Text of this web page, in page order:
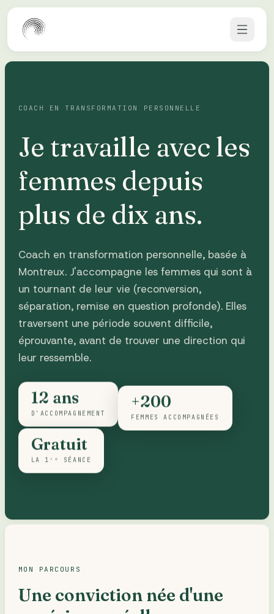
Aller au contenu
COACH EN TRANSFORMATION PERSONNELLE
Je travaille avec les
femmes depuis
plus de dix ans.
Coach en transformation personnelle, basée à
Montreux. J'accompagne les femmes qui sont à
un tournant de leur vie (reconversion,
séparation, remise en question profonde). Elles
traversent une période souvent difficile,
éprouvante, avant de trouver une direction qui
leur ressemble.
12 ans
D'ACCOMPAGNEMENT
+200
FEMMES ACCOMPAGNÉES
Gratuit
LA 1ʳᵉ SÉANCE
MON PARCOURS
Une conviction née d'une